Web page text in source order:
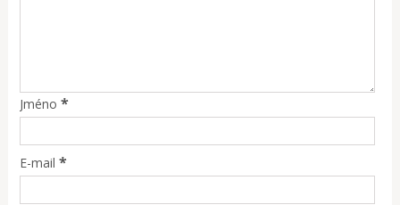
Jméno *
E-mail *